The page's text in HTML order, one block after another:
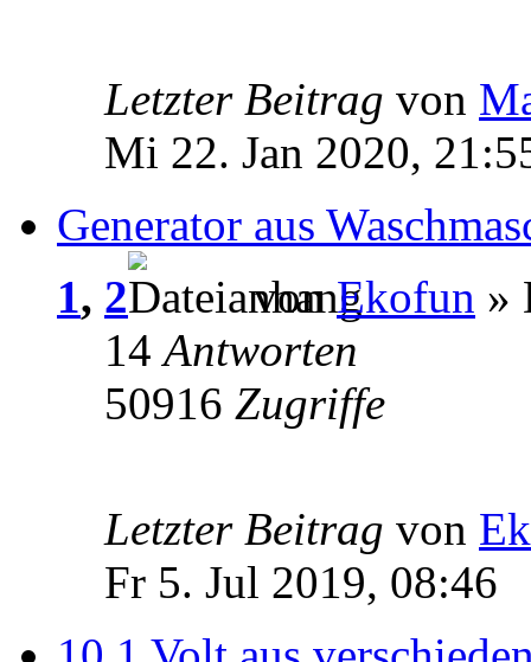
Letzter Beitrag von
Mi 22. Jan 2020,
Generator aus
1, 2 vonEkofun »
14Antworten
50916 Zugriffe
Letzter Beitrag von
Fr 5. Jul 2019, 08:46